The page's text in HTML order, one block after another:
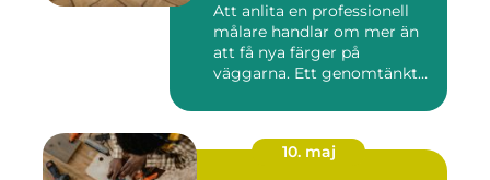
Att anlita en professionell
målare handlar om mer än
att få nya färger på
väggarna. Ett genomtänkt
10. maj